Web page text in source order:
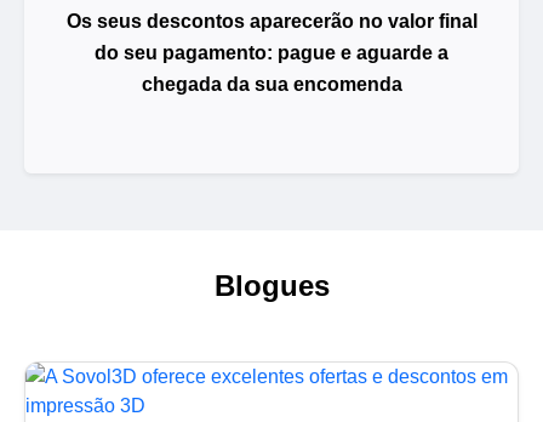
Os seus descontos aparecerão no valor final
do seu pagamento: pague e aguarde a
chegada da sua encomenda
Blogues